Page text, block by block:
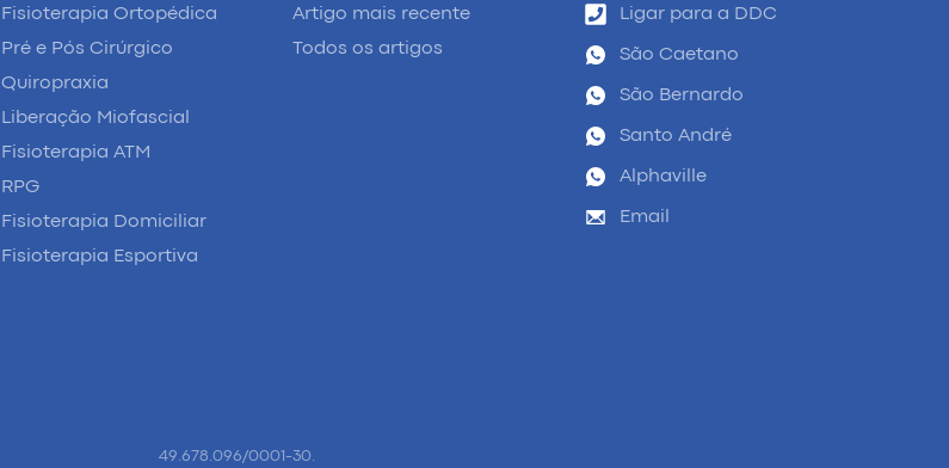
Fisioterapia Ortopédica
Pré e Pós Cirúrgico
Quiropraxia
Liberação Miofascial
Fisioterapia ATM
RPG
Fisioterapia Domiciliar
Fisioterapia Esportiva
Artigo mais recente
Todos os artigos
Ligar para a DDC
São Caetano
São Bernardo
Santo André
Alphaville
Email
49.678.096/0001-30.